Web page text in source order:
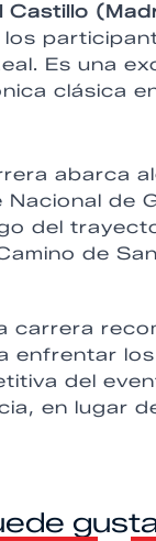
los
Es una
clásica
abarca
Nacional de
del
de
carrera
enfrentar
del
en lugar